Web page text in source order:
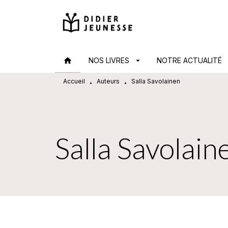
MENU RECHERCHE
home NOS LIVRES arrow_drop_down NOTRE ACTUALITÉ
Accueil • Auteurs • Salla Savolainen
Salla